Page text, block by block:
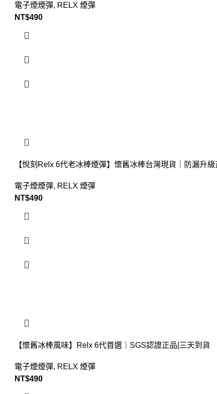
電子煙煙彈, RELX 煙彈
NT$490
【悅刻Relx 6代老冰棒煙彈】懷舊冰棒台灣現貨｜防漏升級
電子煙煙彈, RELX 煙彈
NT$490
【懷舊冰棒風味】Relx 6代首選｜SGS認證正品|三天到貨
電子煙煙彈, RELX 煙彈
NT$490